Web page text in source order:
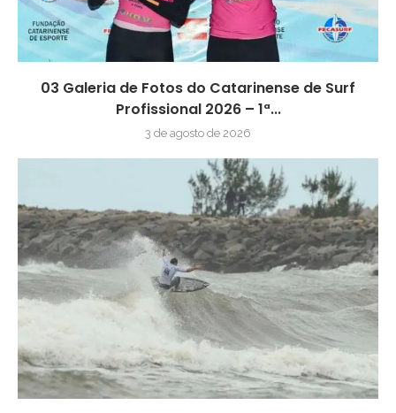
03 Galeria de Fotos do Catarinense de Surf
Profissional 2026 – 1ª...
3 de agosto de 2026